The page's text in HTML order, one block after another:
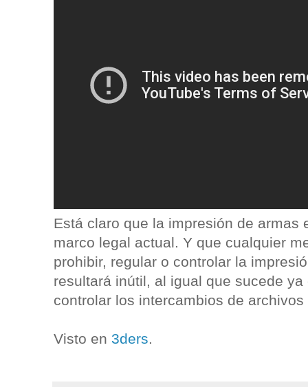
Está claro que la impresión de armas
marco legal actual. Y que cualquier
prohibir, regular o controlar la
resultará inútil, al igual que sucede
controlar los intercambios de
Visto en 3ders.